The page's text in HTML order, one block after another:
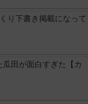
り下書き掲載になって
田が面白すぎた【カ